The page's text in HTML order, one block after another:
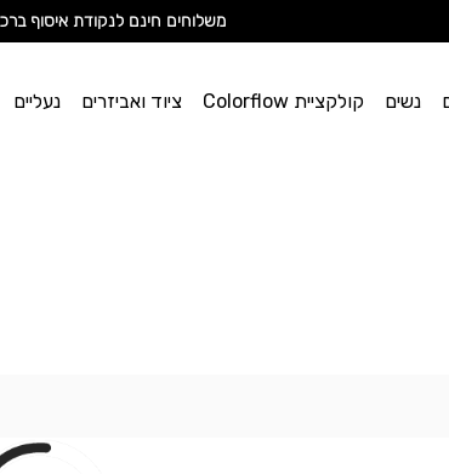
משלוחים חינם לנקודת איסוף ברכישה
וי אן
נשים קולקציית Colorflow ציוד ואביזרים נעליים